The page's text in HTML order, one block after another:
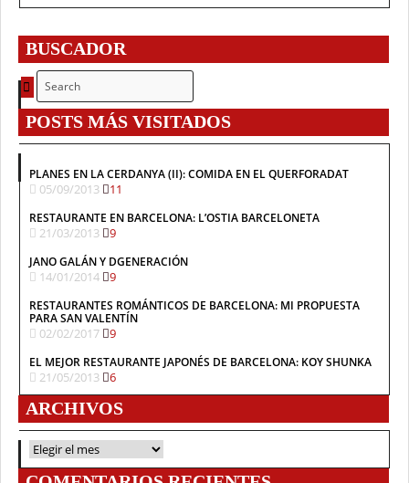
BUSCADOR
POSTS MÁS VISITADOS
PLANES EN LA CERDANYA (II): COMIDA EN EL QUERFORADAT
05/09/2013 11
RESTAURANTE EN BARCELONA: L’OSTIA BARCELONETA
21/03/2013 9
JANO GALÁN Y DGENERACIÓN
14/01/2014 9
RESTAURANTES ROMÁNTICOS DE BARCELONA: MI PROPUESTA
PARA SAN VALENTÍN
02/02/2017 9
EL MEJOR RESTAURANTE JAPONÉS DE BARCELONA: KOY SHUNKA
21/05/2013 6
ARCHIVOS
ARCHIVOS